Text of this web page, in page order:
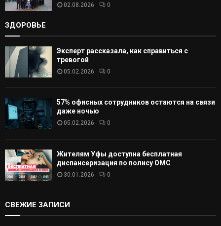
02.08.2026 0
ЗДОРОВЬЕ
Эксперт рассказала, как справиться с
тревогой
05.02.2026 0
57% офисных сотрудников остаются на связи
даже ночью
05.02.2026 0
Жителям Уфы доступна бесплатная
диспансеризация по полису ОМС
30.01.2026 0
СВЕЖИЕ ЗАПИСИ